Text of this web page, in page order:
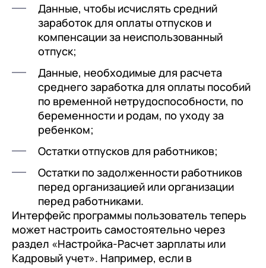
Данные, чтобы исчислять средний
заработок для оплаты отпусков и
компенсации за неиспользованный
отпуск;
Данные, необходимые для расчета
среднего заработка для оплаты пособий
по временной нетрудоспособности, по
беременности и родам, по уходу за
ребенком;
Остатки отпусков для работников;
Остатки по задолженности работников
перед организацией или организации
перед работниками.
Интерфейс программы пользователь теперь
может настроить самостоятельно через
раздел «Настройка-Расчет зарплаты или
Кадровый учет». Например, если в